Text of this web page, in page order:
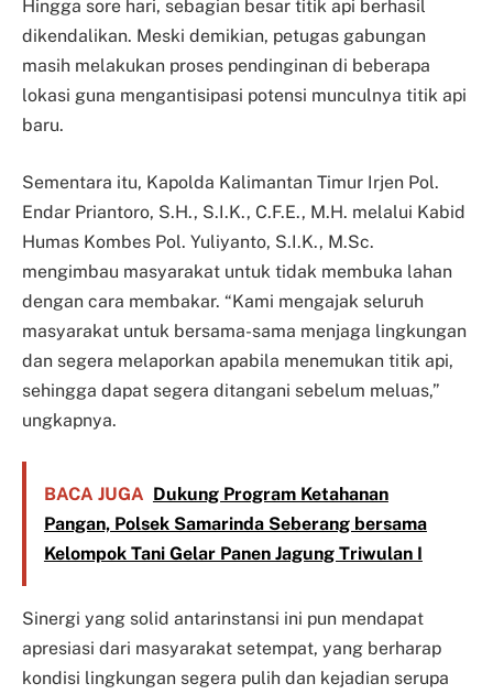
Hingga sore hari, sebagian besar titik api berhasil
dikendalikan. Meski demikian, petugas gabungan
masih melakukan proses pendinginan di beberapa
lokasi guna mengantisipasi potensi munculnya titik api
baru.
Sementara itu, Kapolda Kalimantan Timur Irjen Pol.
Endar Priantoro, S.H., S.I.K., C.F.E., M.H. melalui Kabid
Humas Kombes Pol. Yuliyanto, S.I.K., M.Sc.
mengimbau masyarakat untuk tidak membuka lahan
dengan cara membakar. “Kami mengajak seluruh
masyarakat untuk bersama-sama menjaga lingkungan
dan segera melaporkan apabila menemukan titik api,
sehingga dapat segera ditangani sebelum meluas,”
ungkapnya.
BACA JUGA Dukung Program Ketahanan
Pangan, Polsek Samarinda Seberang bersama
Kelompok Tani Gelar Panen Jagung Triwulan I
Sinergi yang solid antarinstansi ini pun mendapat
apresiasi dari masyarakat setempat, yang berharap
kondisi lingkungan segera pulih dan kejadian serupa